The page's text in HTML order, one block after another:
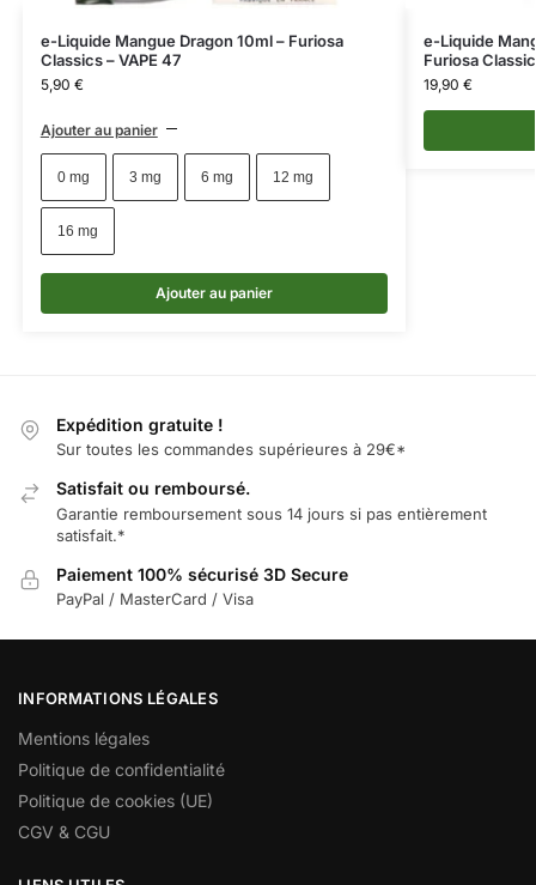
e-Liquide Mangue Dragon 10ml – Furiosa
Classics – VAPE 47
5,90 €
Ajouter au panier
0 mg 3 mg 6 mg 12 mg
16 mg
Ajouter au panier
e-Liquide
Furiosa
19,90 €
Expédition gratuite !
Sur toutes les commandes supérieures à 29€*
Satisfait ou remboursé.
Garantie remboursement sous 14 jours si pas entièrement
satisfait.*
Paiement 100% sécurisé 3D Secure
PayPal / MasterCard / Visa
INFORMATIONS LÉGALES
Mentions légales
Politique de confidentialité
Politique de cookies (UE)
CGV & CGU